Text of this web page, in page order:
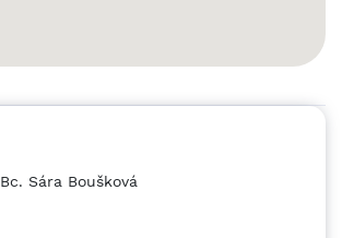
Bc. Sára Boušková